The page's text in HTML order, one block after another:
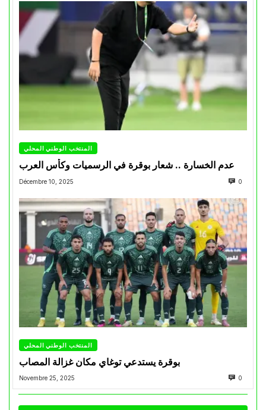
المنتخب الوطني المحلي
عدم الخسارة .. شعار بوقرة في الرسميات وكأس العرب
Décembre 10, 2025 0
المنتخب الوطني المحلي
بوقرة يستدعي توغاي مكان غزالة المصاب
Novembre 25, 2025 0